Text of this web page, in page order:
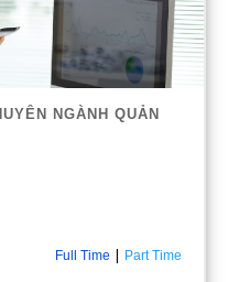
NGÀNH QUẢN
Full Time | Part Time